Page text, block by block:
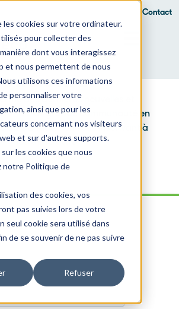
cookies sur votre ordinateur.
pour collecter des
dont vous interagissez
et nous permettent de nous
utilisons ces informations
personnaliser votre
ainsi que pour les
concernant nos visiteurs
et sur d'autres supports.
les cookies que nous
notre Politique de
des cookies, vos
pas suivies lors de votre
seul cookie sera utilisé dans
de se souvenir de ne pas suivre
Refuser
Contact
Letendre
Infolettre
des dernières nouvelles et
la plus grande communauté en
au Canada en vous inscrivant à
notre infolettre!